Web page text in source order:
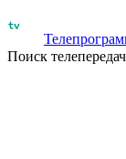
Поиск телепередач